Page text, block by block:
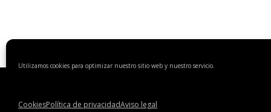
Utilizamos cookies para optimizar nuestro sitio web y nuestro servicio.
CookiesPolítica de privacidadAviso legal